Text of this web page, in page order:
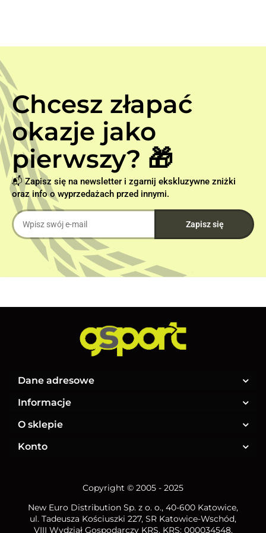
Chcesz złapać
okazje jako
pierwszy? 🎁
📬 Zapisz się na newsletter i zgarnij ekskluzywne zniżki
oraz info o wyprzedażach przed innymi.
Dane adresowe
Informacje
O sklepie
Konto
Copyright © 2005 - 2025
New Euro Distribution Sp. z o. o., 40-600 Katowice,
ul. Tadeusza Kościuszki 227, SR Katowice-Wschód,
VIII Wydział Gospodarczy KRS, KRS: 000034548,